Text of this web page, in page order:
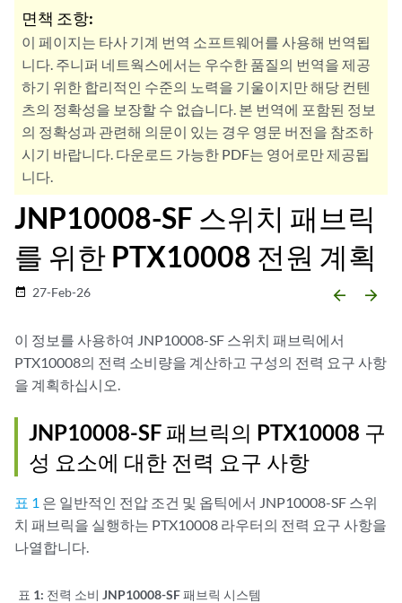
면책 조항:
이 페이지는 타사 기계 번역 소프트웨어를 사용해 번역됩
니다. 주니퍼 네트웍스에서는 우수한 품질의 번역을 제공
하기 위한 합리적인 수준의 노력을 기울이지만 해당 컨텐
츠의 정확성을 보장할 수 없습니다. 본 번역에 포함된 정보
의 정확성과 관련해 의문이 있는 경우 영문 버전을 참조하
시기 바랍니다. 다운로드 가능한 PDF는 영어로만 제공됩
니다.
JNP10008-SF 스위치 패브릭
를 위한 PTX10008 전원 계획
date_range 27-Feb-26 arrow_backward arrow_forward
이 정보를 사용하여 JNP10008-SF 스위치 패브릭에서
PTX10008의 전력 소비량을 계산하고 구성의 전력 요구 사항
을 계획하십시오.
JNP10008-SF 패브릭의 PTX10008 구
성 요소에 대한 전력 요구 사항
표 1 은 일반적인 전압 조건 및 옵틱에서 JNP10008-SF 스위
치 패브릭을 실행하는 PTX10008 라우터의 전력 요구 사항을
나열합니다.
표 1: 전력 소비 JNP10008-SF 패브릭 시스템